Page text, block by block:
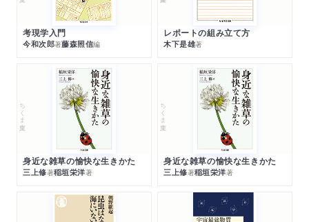
考現学入門
今和次郎著藤森照信編
レポートの組み立て方
木下是雄著
ちくま文庫
身近な雑草の愉快な生きかた
三上修著稲垣栄洋著
ちくま文庫
身近な雑草の愉快な生きかた
三上修著稲垣栄洋著